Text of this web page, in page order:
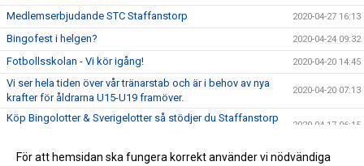
Medlemserbjudande STC Staffanstorp 2020-04-27 16:13
Bingofest i helgen? 2020-04-24 09:32
Fotbollsskolan - Vi kör igång! 2020-04-20 14:45
Vi ser hela tiden över vår tränarstab och är i behov av nya
krafter för åldrarna U15-U19 framöver.
2020-04-20 07:13
Köp Bingolotter & Sverigelotter så stödjer du Staffanstorp
2020-04-17 06:15
Tjejcupen 2020 är tyvärr inställd! 2020-04-16 16:24
För att hemsidan ska fungera korrekt använder vi nödvändiga